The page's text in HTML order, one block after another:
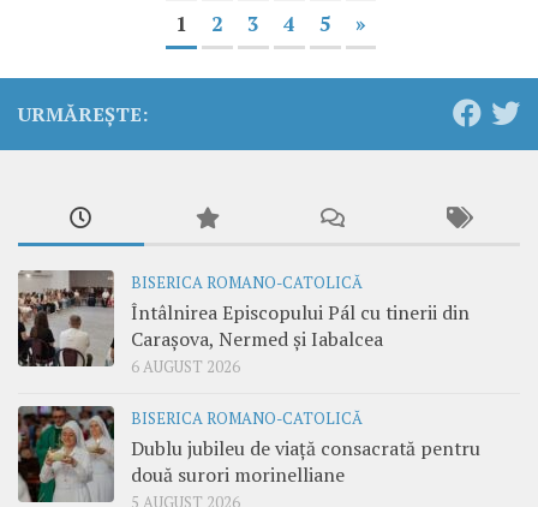
1 2 3 4 5 »
URMĂREȘTE:
BISERICA ROMANO-CATOLICĂ
Întâlnirea Episcopului Pál cu tinerii din
Carașova, Nermed și Iabalcea
6 AUGUST 2026
BISERICA ROMANO-CATOLICĂ
Dublu jubileu de viață consacrată pentru
două surori morinelliane